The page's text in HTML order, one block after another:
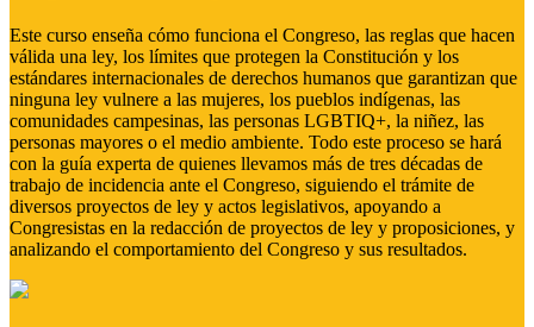
Este curso enseña cómo funciona el Congreso, las reglas que hacen
válida una ley, los límites que protegen la Constitución y los
estándares internacionales de derechos humanos que garantizan que
ninguna ley vulnere a las mujeres, los pueblos indígenas, las
comunidades campesinas, las personas LGBTIQ+, la niñez, las
personas mayores o el medio ambiente. Todo este proceso se hará
con la guía experta de quienes llevamos más de tres décadas de
trabajo de incidencia ante el Congreso, siguiendo el trámite de
diversos proyectos de ley y actos legislativos, apoyando a
Congresistas en la redacción de proyectos de ley y proposiciones, y
analizando el comportamiento del Congreso y sus resultados.